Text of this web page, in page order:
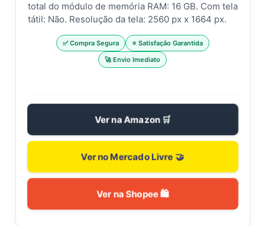
total do módulo de memória RAM: 16 GB. Com tela
tátil: Não. Resolução da tela: 2560 px x 1664 px.
✅ Compra Segura
⭐ Satisfação Garantida
🚀 Envio Imediato
Ver na Amazon 🛒
Ver no Mercado Livre 🤝
Ver na Shopee 🛍️